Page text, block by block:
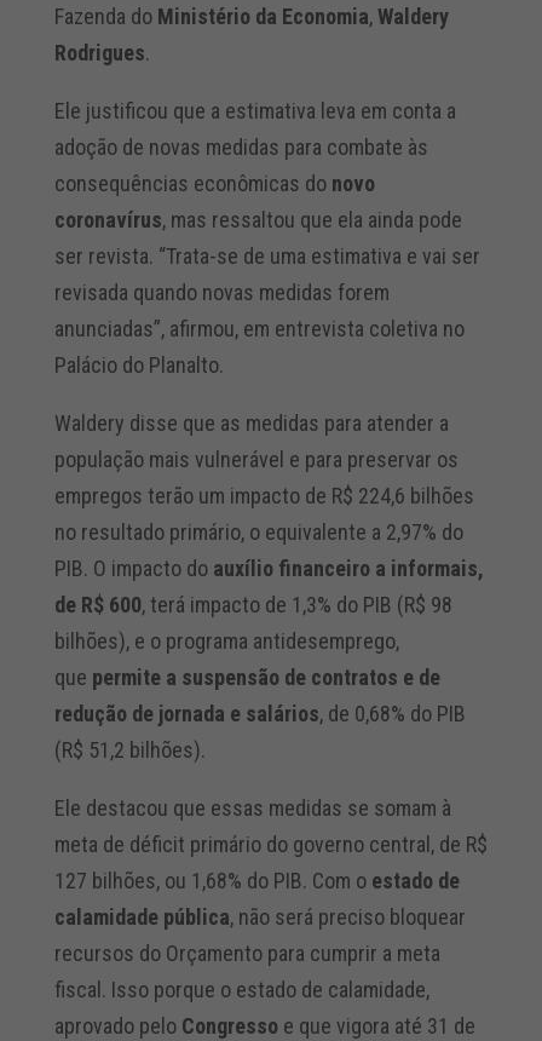
Fazenda do Ministério da Economia,Waldery
Rodrigues.
Ele justificou que a estimativa leva em conta a
adoção de novas medidas para combate às
consequências econômicas do novo
coronavírus, mas ressaltou que ela ainda pode
ser revista. “Trata-se de uma estimativa e vai ser
revisada quando novas medidas forem
anunciadas”, afirmou, em entrevista coletiva no
Palácio do Planalto.
Waldery disse que as medidas para atender a
população mais vulnerável e para preservar os
empregos terão um impacto de R$ 224,6 bilhões
no resultado primário, o equivalente a 2,97% do
PIB. O impacto do auxílio financeiro a informais,
de R$ 600, terá impacto de 1,3% do PIB (R$ 98
bilhões), e o programa antidesemprego,
que permite a suspensão de contratos e de
redução de jornada e salários, de 0,68% do PIB
(R$ 51,2 bilhões).
Ele destacou que essas medidas se somam à
meta de déficit primário do governo central, de R$
127 bilhões, ou 1,68% do PIB. Com oestado de
calamidade pública, não será preciso bloquear
recursos do Orçamento para cumprir a meta
fiscal. Isso porque o estado de calamidade,
aprovado pelo Congressoe que vigora até 31 de